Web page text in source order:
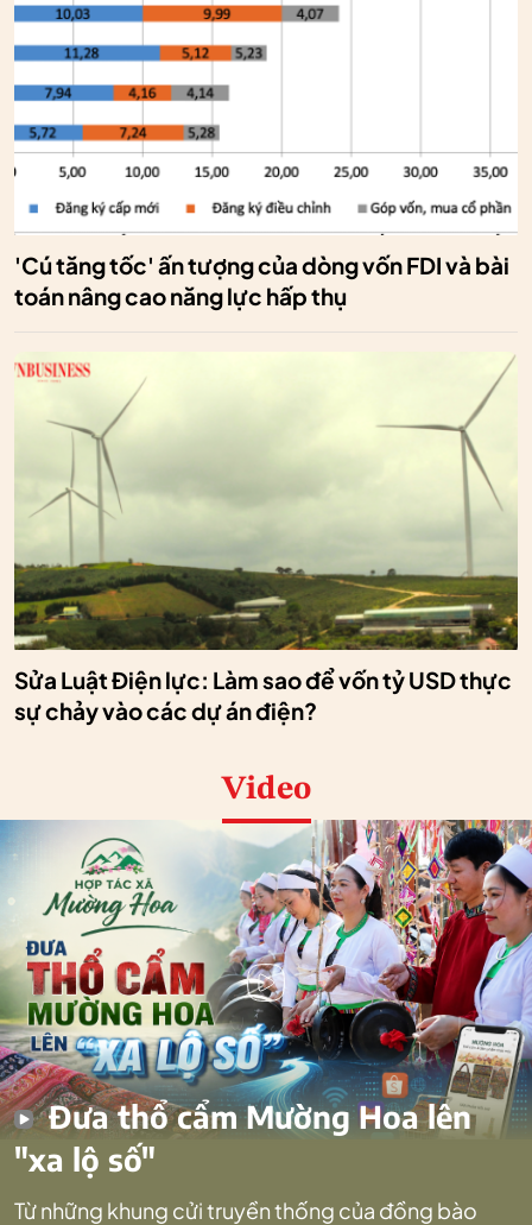
'Cú tăng tốc' ấn tượng của dòng vốn FDI và bài
toán nâng cao năng lực hấp thụ
Sửa Luật Điện lực: Làm sao để vốn tỷ USD thực
sự chảy vào các dự án điện?
Video
Đưa thổ cẩm Mường Hoa lên
"xa lộ số"
Từ những khung cửi truyền thống của đồng bào